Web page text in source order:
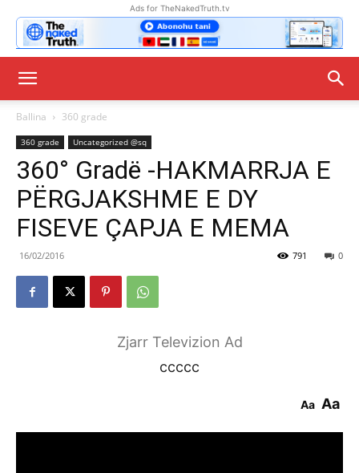
Ads for TheNakedTruth.tv
Ballina 360 grade
360 grade Uncategorized @sq
360° Gradë -HAKMARRJA E
PËRGJAKSHME E DY
FISEVE ÇAPJA E MEMA
16/02/2016 0
791
Zjarr Televizion Ad
ccccc
Aa Aa